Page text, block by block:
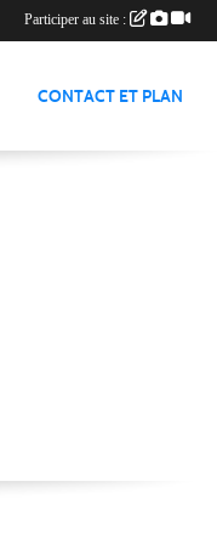
CONTACT ET PLAN
Participer au site :